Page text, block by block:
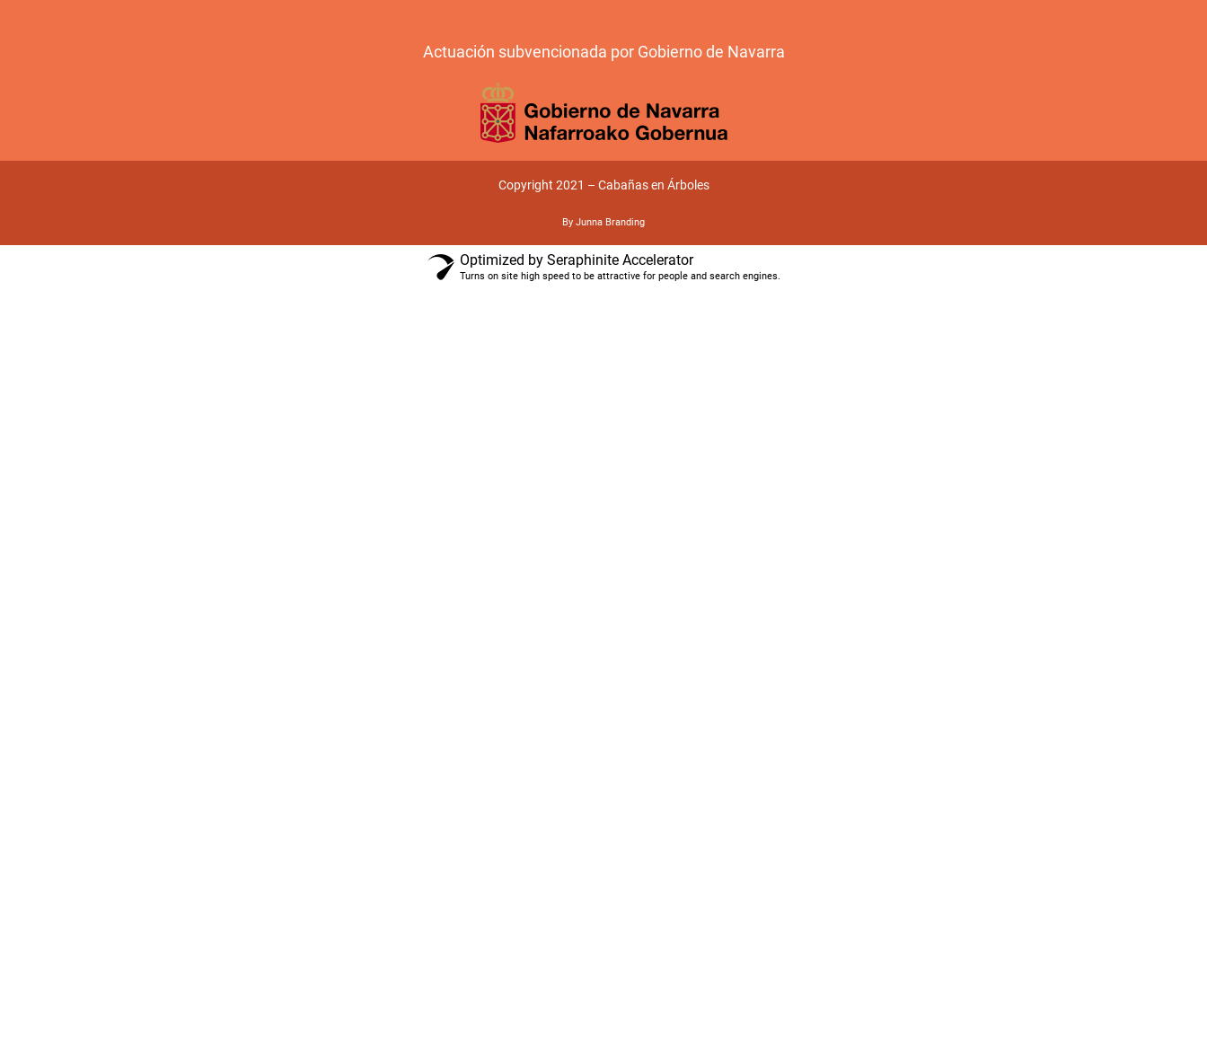
Actuación subvencionada por Gobierno de Navarra
Copyright 2021 – Cabañas en Árboles
By Junna Branding
Optimized by Seraphinite Accelerator
Turns on site high speed to be attractive for people and search engines.